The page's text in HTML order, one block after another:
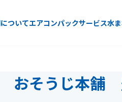
ついてエアコンパックサービス水
おそうじ本舗